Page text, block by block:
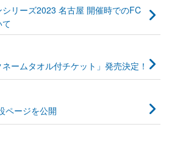
リーズ2023 名古屋 開催時でのFC
ームタオル付チケット」発売決定！
ページを公開